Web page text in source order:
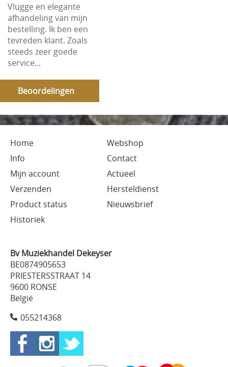
Vlugge en elegante
afhandeling van mijn
bestelling. Ik ben een
tevreden klant. Zoals
steeds zeer goede
service...
Beoordelingen
Home
Webshop
Info
Contact
Mijn account
Actueel
Verzenden
Hersteldienst
Product status
Nieuwsbrief
Historiek
Bv Muziekhandel Dekeyser
BE0874905653
PRIESTERSSTRAAT 14
9600 RONSE
België
055214368